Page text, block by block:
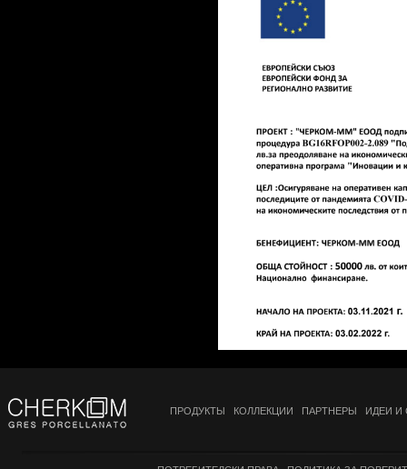
ПРОДУКТЫ КОЛЛЕКЦИИ ПАРТНЕРЫ ИДЕИ И